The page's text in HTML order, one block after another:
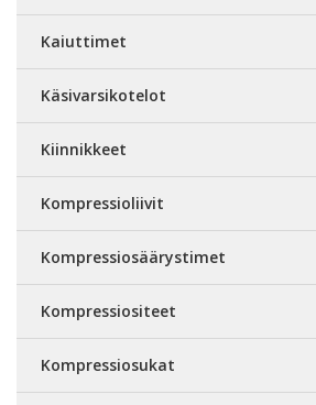
Kaiuttimet
Käsivarsikotelot
Kiinnikkeet
Kompressioliivit
Kompressiosäärystimet
Kompressiositeet
Kompressiosukat